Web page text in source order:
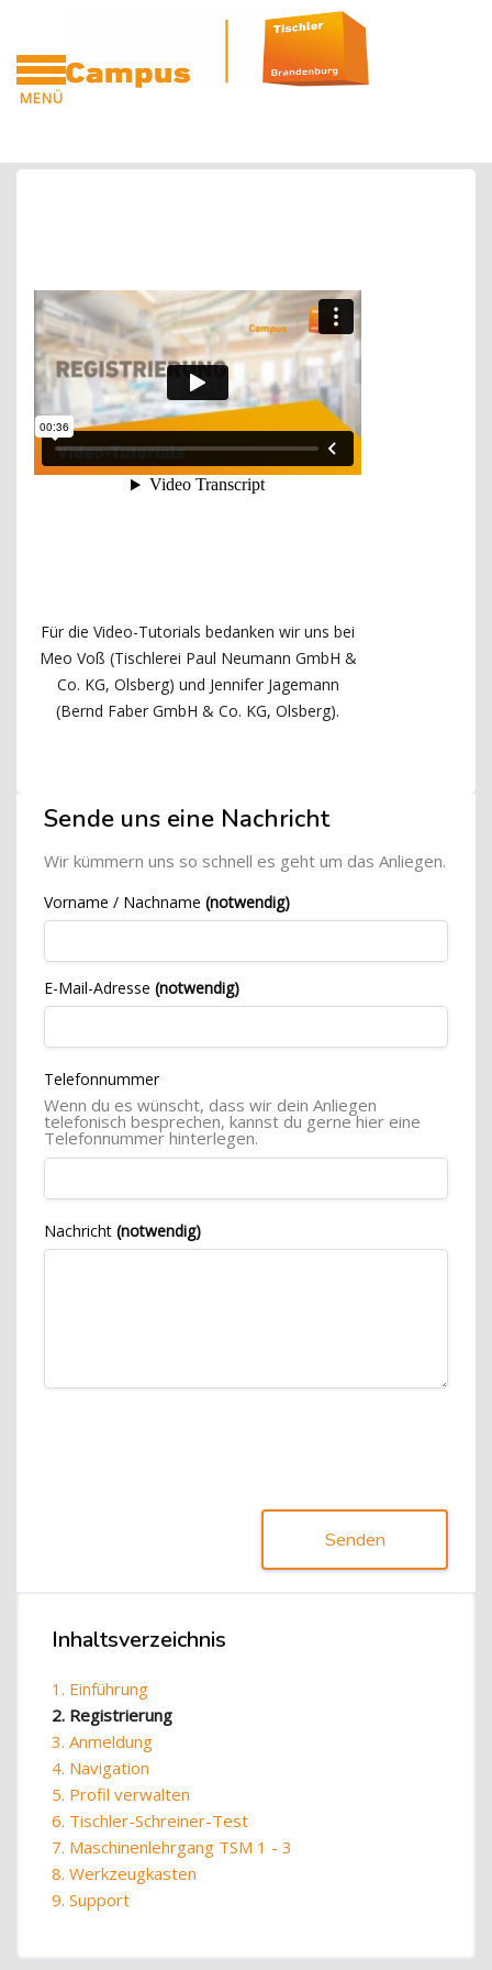
MENÜ
Zum Hauptinhalt
Blöcke
Für die Video-Tutorials bedanken wir uns bei
Meo Voß (Tischlerei Paul Neumann GmbH &
Co. KG, Olsberg) und Jennifer Jagemann
(Bernd Faber GmbH & Co. KG, Olsberg).
Blöcke
[Cocoon] Custom HTML überspringen
Sende uns eine Nachricht
Wir kümmern uns so schnell es geht um das Anliegen.
Vorname / Nachname (notwendig)
E-Mail-Adresse (notwendig)
Telefonnummer
Wenn du es wünscht, dass wir dein Anliegen
telefonisch besprechen, kannst du gerne hier eine
Telefonnummer hinterlegen.
Nachricht (notwendig)
Senden
Inhaltsverzeichnis überspringen
Inhaltsverzeichnis
1. Einführung
2. Registrierung
3. Anmeldung
4. Navigation
5. Profil verwalten
6. Tischler-Schreiner-Test
7. Maschinenlehrgang TSM 1 - 3
8. Werkzeugkasten
9. Support